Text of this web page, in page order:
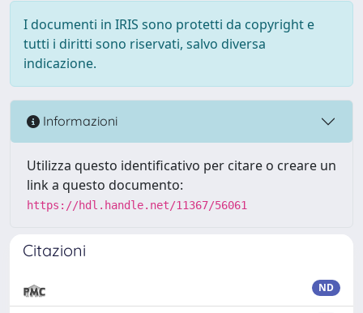
I documenti in IRIS sono protetti da copyright e
tutti i diritti sono riservati, salvo diversa
indicazione.
Informazioni
Utilizza questo identificativo per citare o creare un
link a questo documento:
https://hdl.handle.net/11367/56061
Citazioni
ND